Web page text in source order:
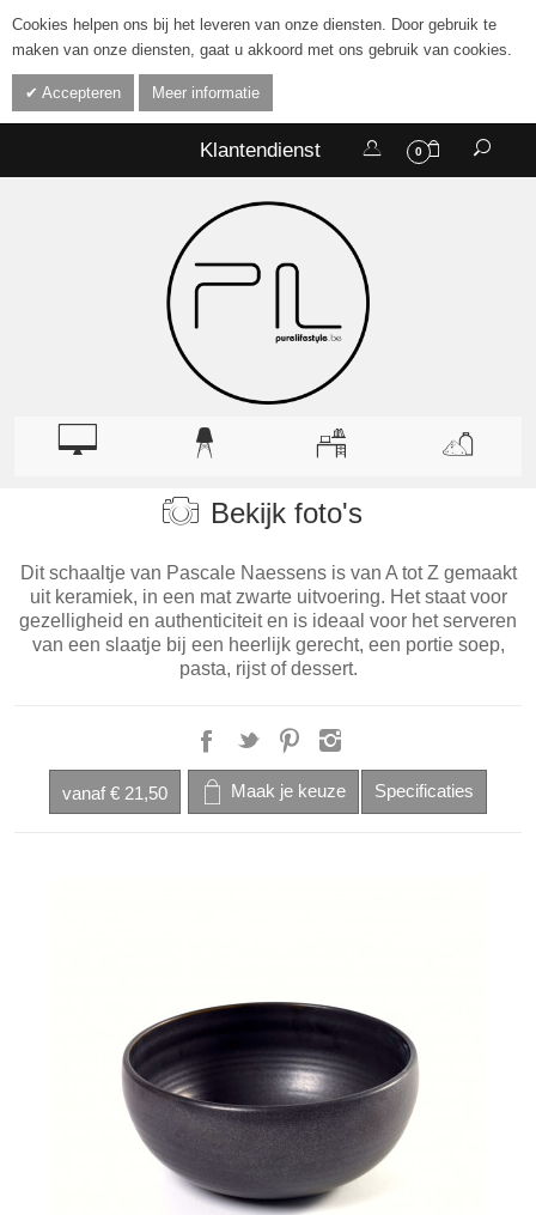
Cookies helpen ons bij het leveren van onze diensten. Door gebruik te
maken van onze diensten, gaat u akkoord met ons gebruik van cookies.
Accepteren Meer informatie
0
Klantendienst
Bekijk foto's
Dit schaaltje van Pascale Naessens is van A tot Z gemaakt
uit keramiek, in een mat zwarte uitvoering. Het staat voor
gezelligheid en authenticiteit en is ideaal voor het serveren
van een slaatje bij een heerlijk gerecht, een portie soep,
pasta, rijst of dessert.
vanaf € 21,50